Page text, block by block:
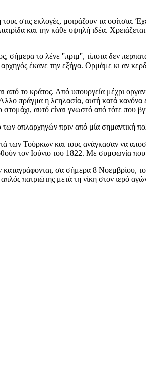
στις εκλογές, μοιράζουν τα οφίτσια.
και την κάθε υψηλή ιδέα.
το λένε ''πριμ'', τίποτα δεν
έκανε την εξήγα. Ορμάμε κι αν
το κράτος. Από υπουργεία μέχρι
πράγμα η λεηλασία, αυτή κατά
αυτό είναι γνωστό από τότε που
οπλαρχηγών πριν από μία σημαντική
των Τούρκων και τους ανάγκασαν να
τον Ιούνιο του 1822. Με συμφωνία
σα σήμερα 8 Νοεμβρίου,
πατριώτης μετά τη νίκη στον ιερό